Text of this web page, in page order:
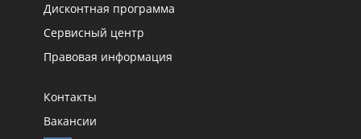
Дисконтная программа
Сервисный центр
Правовая информация
Контакты
Вакансии